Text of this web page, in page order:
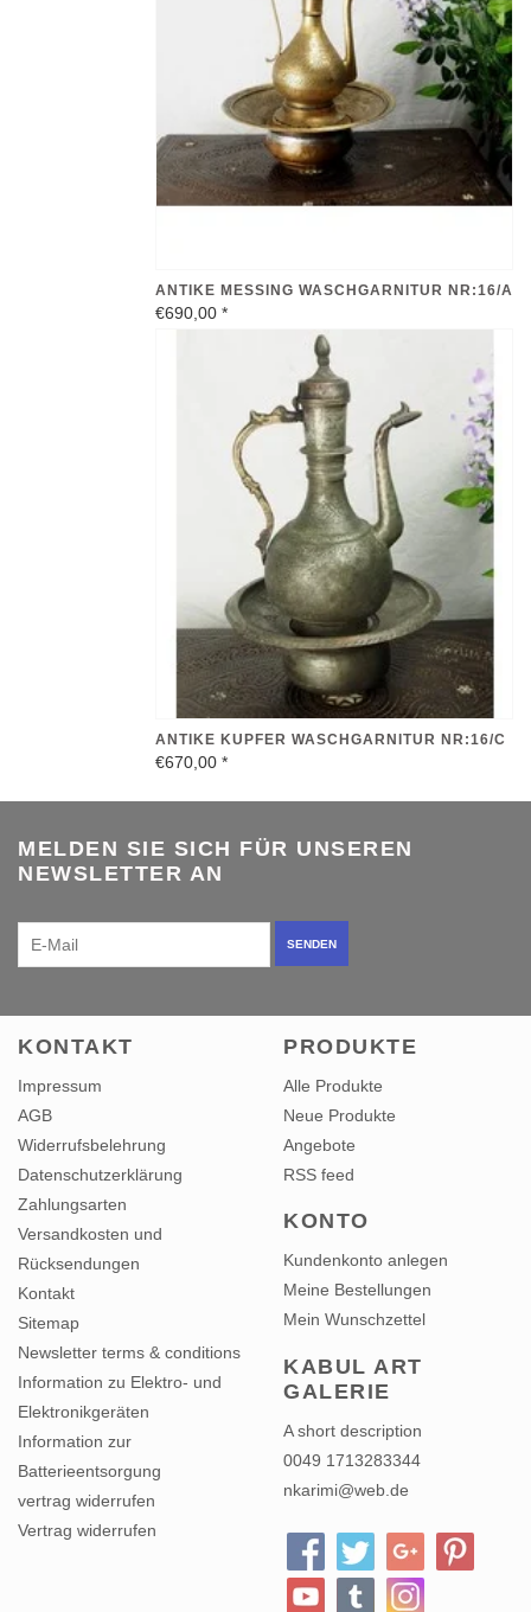
ANTIKE MESSING WASCHGARNITUR NR:16/A
€690,00 *
ANTIKE KUPFER WASCHGARNITUR NR:16/C
€670,00 *
MELDEN SIE SICH FÜR UNSEREN
NEWSLETTER AN
SENDEN
KONTAKT
Impressum
AGB
Widerrufsbelehrung
Datenschutzerklärung
Zahlungsarten
Versandkosten und
Rücksendungen
Kontakt
Sitemap
Newsletter terms & conditions
Information zu Elektro- und
Elektronikgeräten
Information zur
Batterieentsorgung
vertrag widerrufen
Vertrag widerrufen
PRODUKTE
Alle Produkte
Neue Produkte
Angebote
RSS feed
KONTO
Kundenkonto anlegen
Meine Bestellungen
Mein Wunschzettel
KABUL ART
GALERIE
A short description
0049 1713283344
nkarimi@web.de